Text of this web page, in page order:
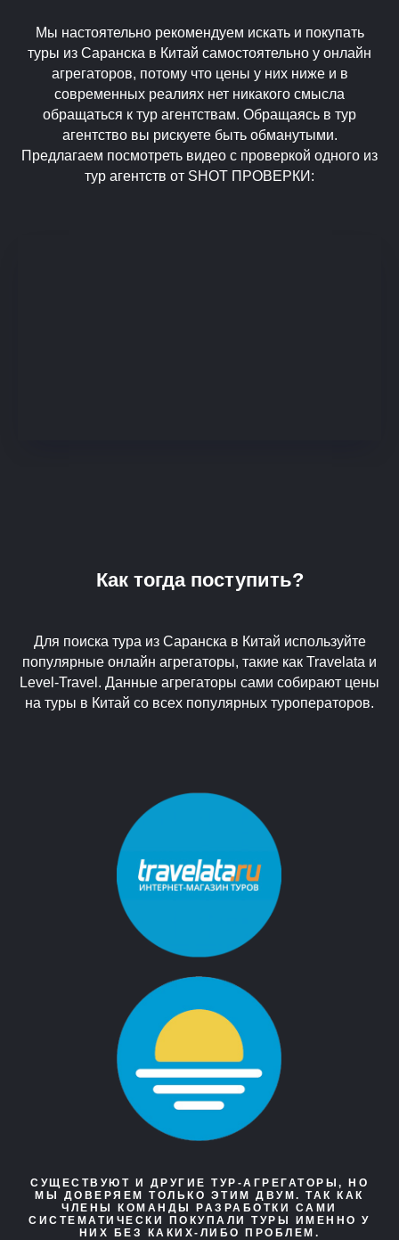
Мы настоятельно рекомендуем искать и покупать
туры из Саранска в Китай самостоятельно у онлайн
агрегаторов, потому что цены у них ниже и в
современных реалиях нет никакого смысла
обращаться к тур агентствам. Обращаясь в тур
агентство вы рискуете быть обманутыми.
Предлагаем посмотреть видео с проверкой одного из
тур агентств от SHOT ПРОВЕРКИ:
Как тогда поступить?
Для поиска тура из Саранска в Китай используйте
популярные онлайн агрегаторы, такие как Travelata и
Level-Travel. Данные агрегаторы сами собирают цены
на туры в Китай со всех популярных туроператоров.
СУЩЕСТВУЮТ И ДРУГИЕ ТУР-АГРЕГАТОРЫ, НО
МЫ ДОВЕРЯЕМ ТОЛЬКО ЭТИМ ДВУМ. ТАК КАК
ЧЛЕНЫ КОМАНДЫ РАЗРАБОТКИ САМИ
СИСТЕМАТИЧЕСКИ ПОКУПАЛИ ТУРЫ ИМЕННО У
НИХ БЕЗ КАКИХ-ЛИБО ПРОБЛЕМ.